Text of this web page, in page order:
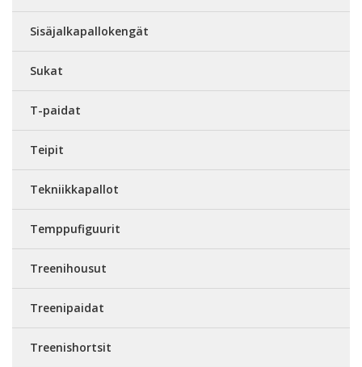
Sisäjalkapallokengät
Sukat
T-paidat
Teipit
Tekniikkapallot
Temppufiguurit
Treenihousut
Treenipaidat
Treenishortsit